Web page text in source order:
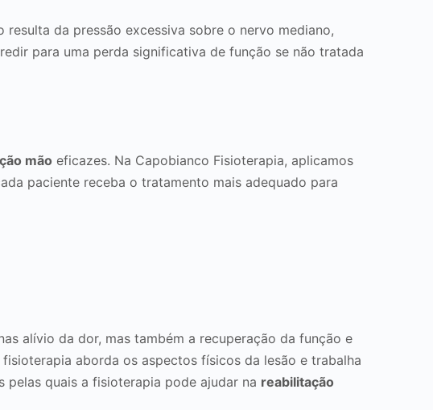
da pressão excessiva sobre o nervo mediano,
para uma perda significativa de função se não tratada
mão eficazes. Na Capobianco Fisioterapia, aplicamos
paciente receba o tratamento mais adequado para
alívio da dor, mas também a recuperação da função e
aborda os aspectos físicos da lesão e trabalha
pelas quais a fisioterapia pode ajudar na reabilitação